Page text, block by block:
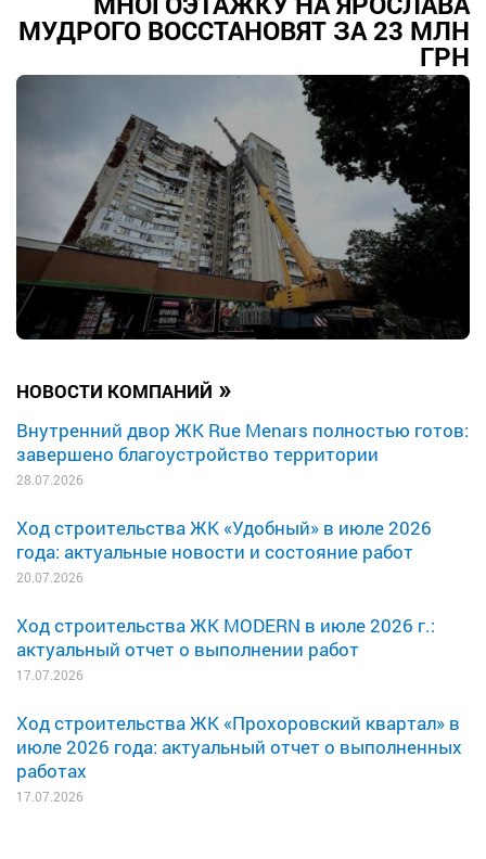
МУДРОГО ВОССТАНОВЯТ ЗА 23 МЛН
ГРН
НОВОСТИ КОМПАНИЙ »
Внутренний двор ЖК Rue Menars полностью готов:
завершено благоустройство территории
28.07.2026
Ход строительства ЖК «Удобный» в июле 2026
года: актуальные новости и состояние работ
20.07.2026
Ход строительства ЖК MODERN в июле 2026 г.:
актуальный отчет о выполнении работ
17.07.2026
Ход строительства ЖК «Прохоровский квартал» в
июле 2026 года: актуальный отчет о выполненных
работах
17.07.2026